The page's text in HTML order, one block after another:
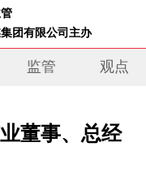
集团有限公司主办
监管 观点
董事、总经